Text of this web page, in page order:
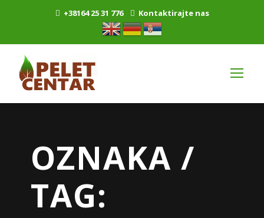
+38164 25 31 776 Kontaktirajte nas
OZNAKA /
TAG: